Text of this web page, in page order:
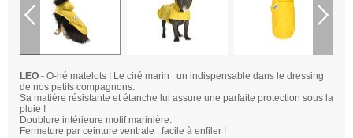
LEO - O-hé matelots ! Le ciré marin : un indispensable dans le dressing
de nos petits compagnons.
Sa matière résistante et étanche lui assure une parfaite protection sous la
pluie !
Doublure intérieure motif marinière.
Fermeture par ceinture ventrale : facile à enfiler !